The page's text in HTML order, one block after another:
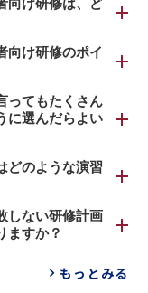
向け研修は、ど
プログラム作
必要なことを
。
業以来数多く
修のプロとし
余すことなく
の強みです。
と不安解消を
向け研修のポイ
資源の有効活
いう点です。
情報やカネに
ています。
つ」ので、マ
あります。人
」によって無
ってもたくさん
に選んだらよい
て、おすすめ
。
どんな研修を
をすることに
か？」」な
どのような演習
しない研修計画
ますか？
とカリキュラ
もっとみる